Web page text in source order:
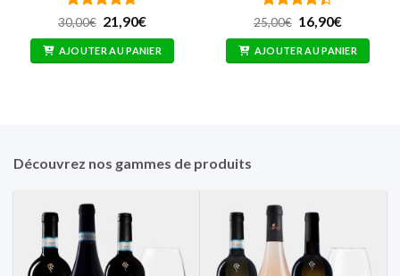
Note 4.62
30,00€ Le
prix
initial
était :
21,90€Le
actuel
est :
AJOUTER AU PANIER
Note 4.4
25,00€ Le
prix
initial
était :
16,90€Le
actuel
est :
AJOUTER AU PANIER
Découvrez nos gammes de produits